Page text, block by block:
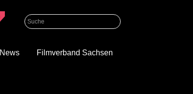
News Filmverband Sachsen